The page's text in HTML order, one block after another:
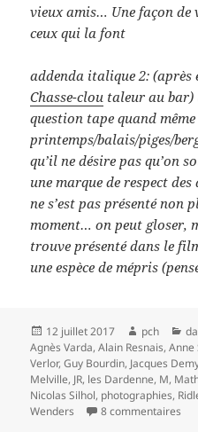
vieux amis… Une façon de
ceux qui la font
addenda italique 2: (après
Chasse-clou taleur au bar)
question tape quand même
printemps/balais/piges/
qu’il ne désire pas qu’on
une marque de respect
ne s’est pas présenté non
moment… on peut gloser,
trouve présenté dans le
une espèce de mépris
Publié
le
12 juillet 2017 Auteur
pch
Agnès Varda,Alain Resnais,Anne
Verlor,Guy Bourdin, Jacques
Melville, JR, les Dardenne, M,
Nicolas Silhol, photographies,
Wenders
8 commentaires